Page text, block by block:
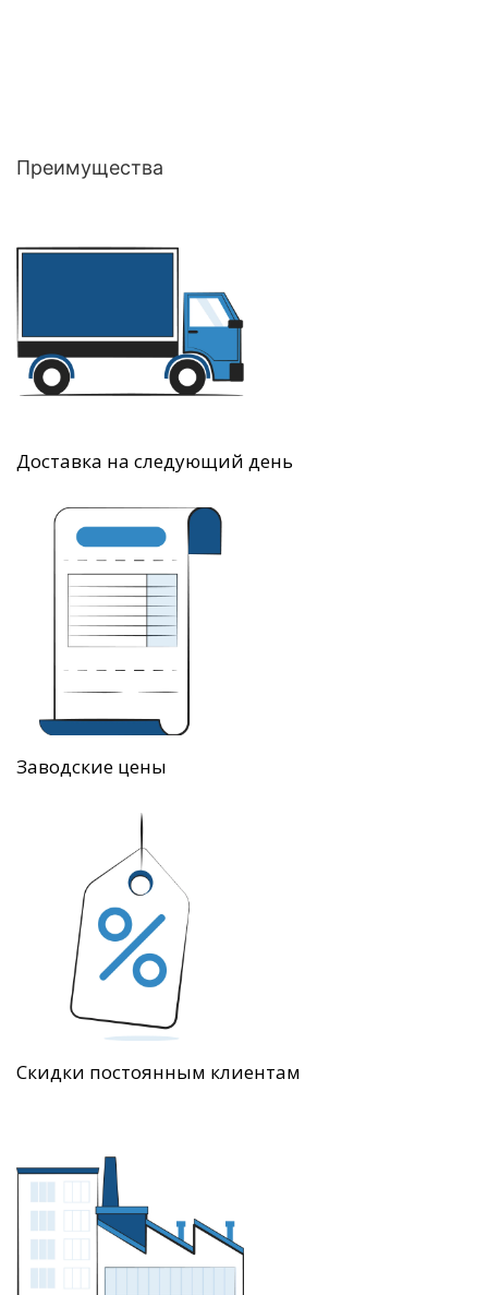
Преимущества
Доставка на следующий день
Заводские цены
Скидки постоянным клиентам